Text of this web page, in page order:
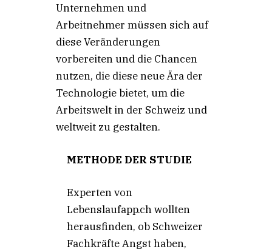
Unternehmen und
Arbeitnehmer müssen sich auf
diese Veränderungen
vorbereiten und die Chancen
nutzen, die diese neue Ära der
Technologie bietet, um die
Arbeitswelt in der Schweiz und
weltweit zu gestalten.
METHODE DER STUDIE
Experten von
Lebenslaufapp.ch wollten
herausfinden, ob Schweizer
Fachkräfte Angst haben,